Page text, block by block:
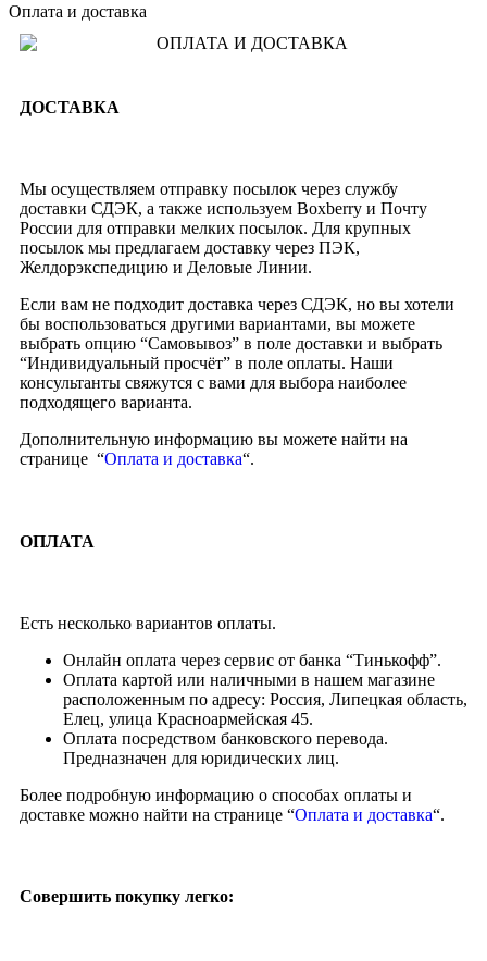
Оплата и доставка
ДОСТАВКА
Мы осуществляем отправку посылок через службу
доставки СДЭК, а также используем Boxberry и Почту
России для отправки мелких посылок. Для крупных
посылок мы предлагаем доставку через ПЭК,
Желдорэкспедицию и Деловые Линии.
Если вам не подходит доставка через СДЭК, но вы хотели
бы воспользоваться другими вариантами, вы можете
выбрать опцию “Самовывоз” в поле доставки и выбрать
“Индивидуальный просчёт” в поле оплаты. Наши
консультанты свяжутся с вами для выбора наиболее
подходящего варианта.
Дополнительную информацию вы можете найти на
странице “Оплата и доставка“.
ОПЛАТА
Есть несколько вариантов оплаты.
Онлайн оплата через сервис от банка “Тинькофф”.
Оплата картой или наличными в нашем магазине
расположенным по адресу: Россия, Липецкая область,
Елец, улица Красноармейская 45.
Оплата посредством банковского перевода.
Предназначен для юридических лиц.
Более подробную информацию о способах оплаты и
доставке можно найти на странице “Оплата и доставка“.
Совершить покупку легко: